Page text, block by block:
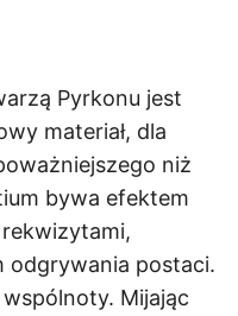
Pyrkonu jest
materiał, dla
niż
bywa efektem
odgrywania postaci.
Mijając